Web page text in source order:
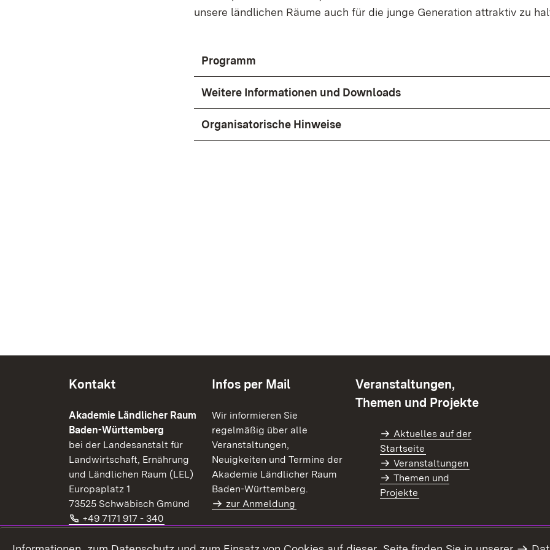
unsere ländlichen Räume auch für die junge Generation attraktiv zu
Programm
Weitere Informationen und Downloads
Organisatorische Hinweise
Kontakt
Akademie Ländlicher Raum
Baden-Württemberg
bei der Landesanstalt für
Landwirtschaft, Ernährung
und Ländlichen Raum (LEL)
Europaplatz 1
73525 Schwäbisch Gmünd
Telefon:
+49 7171 917 - 340
E-Mail:
(Öffnet in neuem Fenster)
Extern:
(Öffnet in neuem Fenster)
Infos per Mail
Wir informieren Sie
regelmäßig über alle
Veranstaltungen,
Neuigkeiten und Termine der
Akademie Ländlicher Raum
Baden-Württemberg.
zur Anmeldung
Veranstaltungen,
Themen und Projekte
Aktuelles auf der
Startseite
Veranstaltungen
Themen und
Projekte